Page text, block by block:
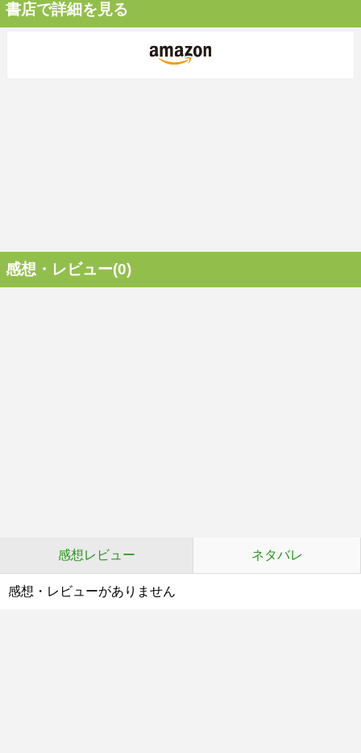
書店で詳細を見る
感想・レビュー(0)
感想レビュー ネタバレ
感想・レビューがありません